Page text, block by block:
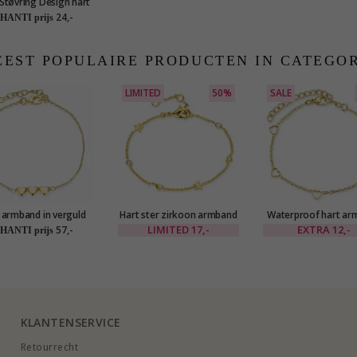
in zilver
prijs 24,-
POPULAIRE PRODUCTEN IN
in verguld
sterlingzilver
prijs 57,-
LIMITED 50%
Hart ster zirkoon armband
in verguld messing - Eliné
LIMITED 17,-
SALE
Waterproof hart
in verguld staal -
EXTRA 12,-
KLANTENSERVICE
Retourrecht